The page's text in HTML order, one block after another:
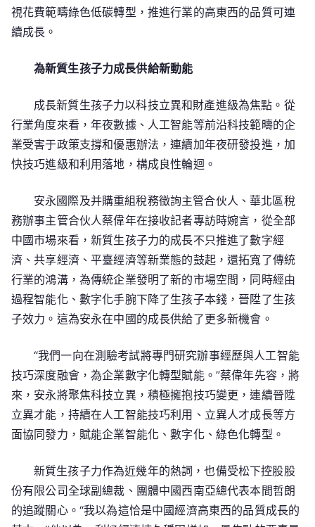
視花費範疇綠色低碳轉型，推進行業的高東西的品質可連
續成長。
為新質生孩子力成長供給新動能
成長新質生孩子力以科技立異和財產進級為焦點。從
行業角度來看，年夜數據、人工智能等前沿科技範疇的企
業受害于政策支撐和優惠辦法，連續加年夜研發投進，加
快技巧進級和利用落地，構成良性輪迴。
安永國際及并購重組稅務徵詢主管合伙人、華北區稅
務辦事主管合伙人蔡偉年在接收記者專訪時婉言，從全部
中國市場來看，新質生孩子力的成長不只推進了數字經
濟、共享經濟、平臺經濟等新業態的鼓起，還拓寬了傳統
行業的鴻溝，為傳統企業發明了新的市場空間，同時經由
過程智能化、數字化手腕下降了生孩子本錢，晉陞了生孩
子效力。這為安永在中國的成長供給了更多新機會。
“我們一向在測驗考試將專門研究辦事經歷與人工智能
技巧深度融會，為企業數字化轉型賦能。”蔡偉年先容，將
來，安永將聚焦科技立異，積極擁抱技巧變更，連續晉陞
立異才能，持續在人工智能技巧利用、立異人才成長等方
面協同發力，賦能企業智能化、數字化、綠色化轉型。
新質生孩子力作為近幾年的熱詞，也備受松下控股股
份有限公司全球副總裁、團體中國西南亞總代表本間哲朗
的追蹤關心。“我以為這恰是中國經濟高東西的品質成長的